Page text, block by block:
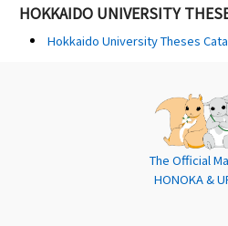
HOKKAIDO UNIVERSITY
Hokkaido University Theses
The Official
HONOKA &